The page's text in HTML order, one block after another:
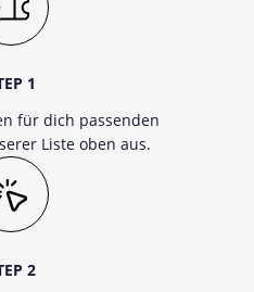
1
für dich passenden
Liste oben aus.
2